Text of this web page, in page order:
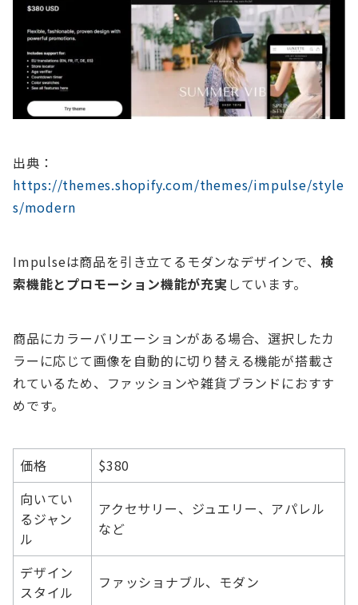
出典：
https://themes.shopify.com/themes/impulse/style
s/modern
Impulseは商品を引き立てるモダンなデザインで、 検
索機能とプロモーション機能が充実 しています。
商品にカラーバリエーションがある場合、選択したカ
ラーに応じて画像を自動的に切り替える機能が搭載さ
れているため、ファッションや雑貨ブランドにおすす
めです。
価格
$380
向いてい
るジャン
ル
アクセサリー、ジュエリー、アパレル
など
デザイン
スタイル
ファッショナブル、モダン